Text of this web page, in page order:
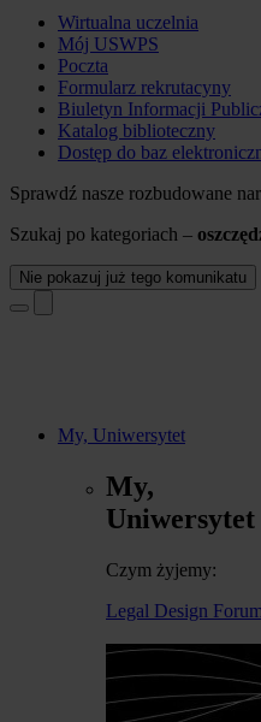
Wirtualna uczelnia
Mój USWPS
Poczta
Formularz rekrutacyny
Biuletyn Informacji
Katalog biblioteczny
Dostęp do baz
Sprawdź nasze rozbudowane
Szukaj po kategoriach –
Nie pokazuj już tego komunikatu
My, Uniwersytet
My,
Uniwersytet
Czym żyjemy:
Legal Design